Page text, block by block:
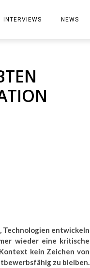
INTERVIEWS NEWS
Technologien entwickeln
wieder eine kritische
kein Zeichen von
zu bleiben.